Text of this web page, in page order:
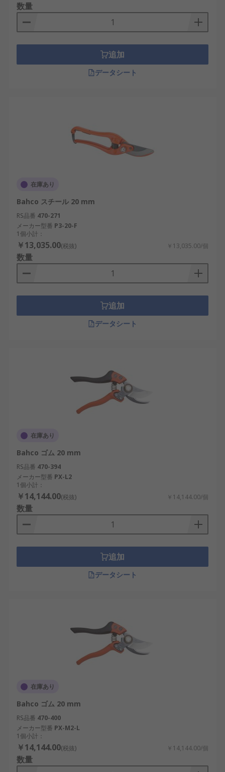
数量
追加
データシート
在庫あり
Bahco スチール 20 mm
RS品番 470-271
メーカー型番 P3-20-F
1個小計：
￥13,035.00(税抜) ￥13,035.00/個
数量
追加
データシート
在庫あり
Bahco ゴム 20 mm
RS品番 470-394
メーカー型番 PX-L2
1個小計：
￥14,144.00(税抜) ￥14,144.00/個
数量
追加
データシート
在庫あり
Bahco ゴム 20 mm
RS品番 470-400
メーカー型番 PX-M2-L
1個小計：
￥14,144.00(税抜) ￥14,144.00/個
数量